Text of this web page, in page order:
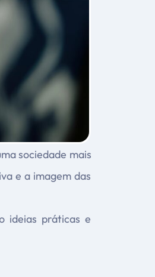
sociedade mais
e a imagem das
ideias práticas e